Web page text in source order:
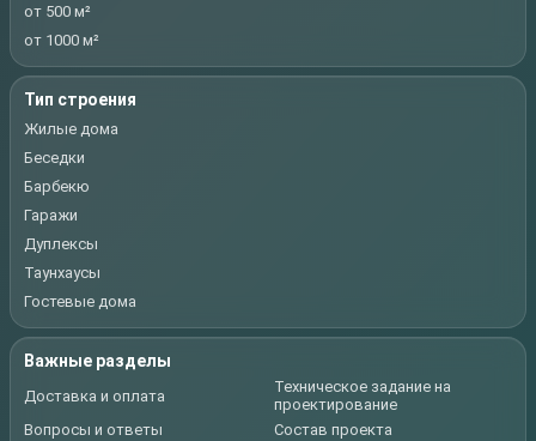
от 500 м²
от 1000 м²
Тип строения
Жилые дома
Беседки
Барбекю
Гаражи
Дуплексы
Таунхаусы
Гостевые дома
Важные разделы
Доставка и оплата
Техническое задание на
проектирование
Вопросы и ответы
Состав проекта